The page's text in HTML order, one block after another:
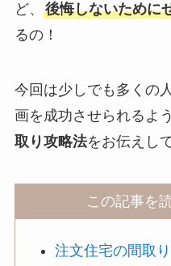
ど、 後悔しないために
るの！
今回は少しでも多くの
画を成功させられるよう
取り攻略法をお伝えし
この記事を
注文住宅の間取